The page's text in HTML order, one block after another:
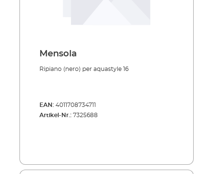
Mensola
Ripiano (nero) per aquastyle 16
EAN: 4011708734711
Artikel-Nr.: 7325688